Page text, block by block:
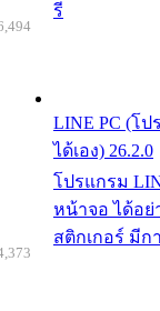
รี
LINE PC (โ
ได้เอง) 26.2.0
โปรแกรม
หน้าจอ ได้อย่
สติกเกอร์ มีก